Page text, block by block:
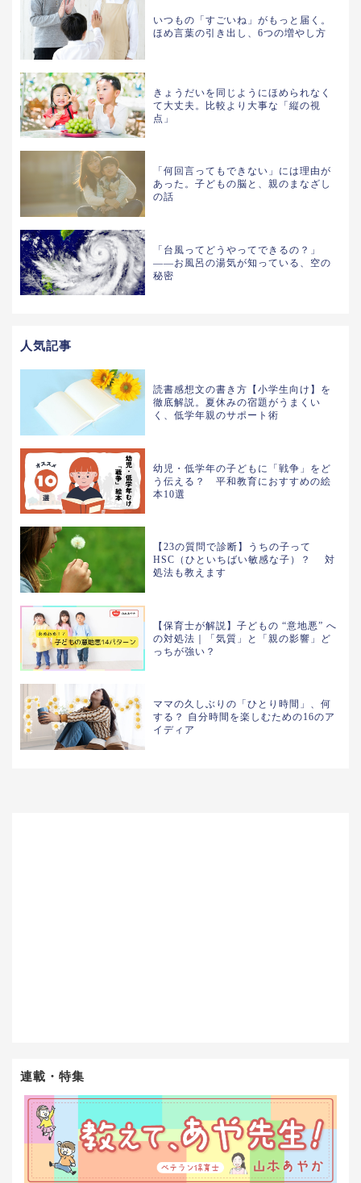
いつもの「すごいね」がもっと届く。
ほめ言葉の引き出し、6つの増やし方
きょうだいを同じようにほめられなく
て大丈夫。比較より大事な「縦の視
点」
「何回言ってもできない」には理由が
あった。子どもの脳と、親のまなざし
の話
「台風ってどうやってできるの？」
——お風呂の湯気が知っている、空の
秘密
人気記事
読書感想文の書き方【小学生向け】を
徹底解説。夏休みの宿題がうまくい
く、低学年親のサポート術
幼児・低学年の子どもに「戦争」をど
う伝える？ 平和教育におすすめの絵
本10選
【23の質問で診断】うちの子って
HSC（ひといちばい敏感な子）？ 対
処法も教えます
【保育士が解説】子どもの “意地悪” へ
の対処法｜「気質」と「親の影響」ど
っちが強い？
ママの久しぶりの「ひとり時間」、何
する？ 自分時間を楽しむための16のア
イディア
連載・特集